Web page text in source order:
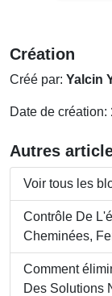
Création
Créé par: Yalcin
Date de création:
Autres
Voir tous les
Contrôle De
Cheminées,
Comment
Des Solutions